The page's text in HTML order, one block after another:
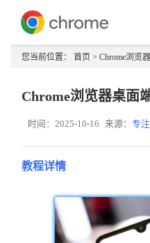
您当前位置： 首页 > Chrome浏览
时间：2025-10-16 来源：专
教程详情